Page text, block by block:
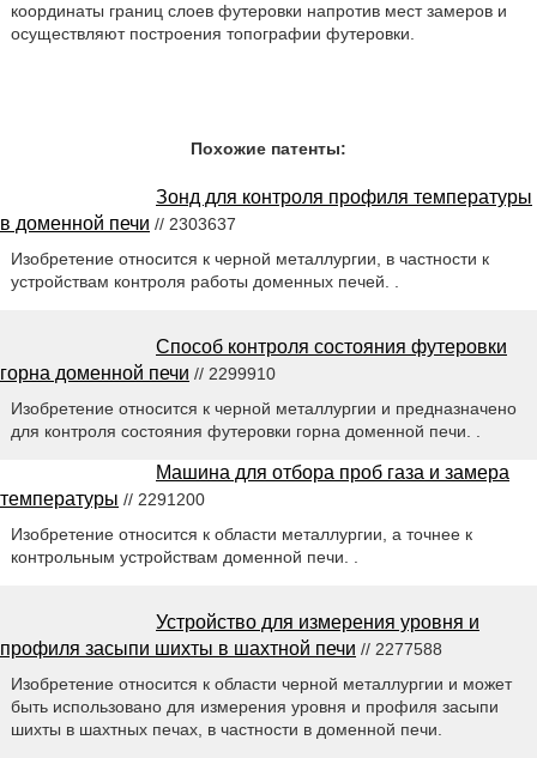
координаты границ слоев футеровки напротив мест замеров и
осуществляют построения топографии футеровки.
Похожие патенты:
Зонд для контроля профиля температуры
в доменной печи // 2303637
Изобретение относится к черной металлургии, в частности к
устройствам контроля работы доменных печей. .
Способ контроля состояния футеровки
горна доменной печи // 2299910
Изобретение относится к черной металлургии и предназначено
для контроля состояния футеровки горна доменной печи. .
Машина для отбора проб газа и замера
температуры // 2291200
Изобретение относится к области металлургии, а точнее к
контрольным устройствам доменной печи. .
Устройство для измерения уровня и
профиля засыпи шихты в шахтной печи // 2277588
Изобретение относится к области черной металлургии и может
быть использовано для измерения уровня и профиля засыпи
шихты в шахтных печах, в частности в доменной печи.